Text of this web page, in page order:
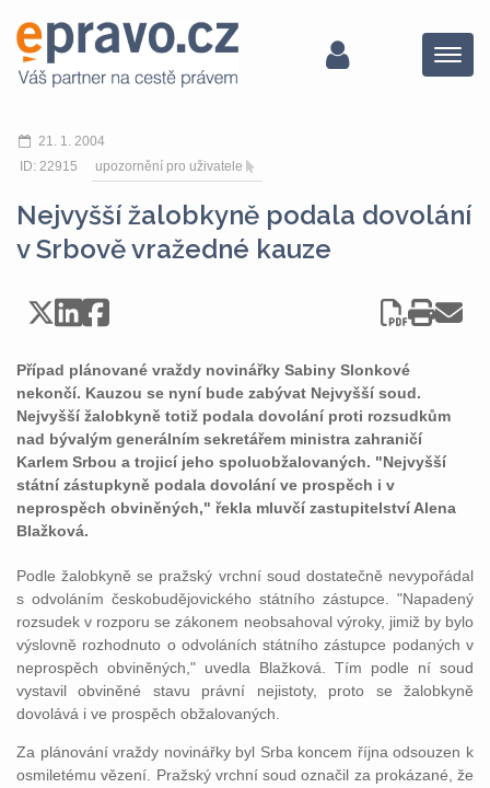
Menu
21. 1. 2004
ID: 22915
upozornění pro uživatele
Nejvyšší žalobkyně podala dovolání
v Srbově vražedné kauze
Případ plánované vraždy novinářky Sabiny Slonkové
nekončí. Kauzou se nyní bude zabývat Nejvyšší soud.
Nejvyšší žalobkyně totiž podala dovolání proti rozsudkům
nad bývalým generálním sekretářem ministra zahraničí
Karlem Srbou a trojicí jeho spoluobžalovaných. "Nejvyšší
státní zástupkyně podala dovolání ve prospěch i v
neprospěch obviněných," řekla mluvčí zastupitelství Alena
Blažková.
Podle žalobkyně se pražský vrchní soud dostatečně nevypořádal
s odvoláním českobudějovického státního zástupce. "Napadený
rozsudek v rozporu se zákonem neobsahoval výroky, jimiž by bylo
výslovně rozhodnuto o odvoláních státního zástupce podaných v
neprospěch obviněných," uvedla Blažková. Tím podle ní soud
vystavil obviněné stavu právní nejistoty, proto se žalobkyně
dovolává i ve prospěch obžalovaných.
Za plánování vraždy novinářky byl Srba koncem října odsouzen k
osmiletému vězení. Pražský vrchní soud označil za prokázané, že